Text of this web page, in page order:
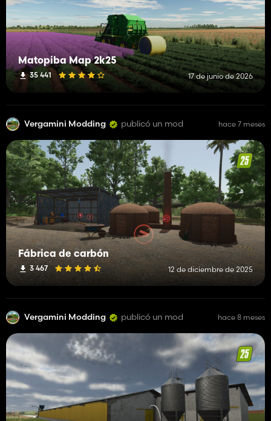
Matopiba Map 2k25
35 441 17 de junio de 2026
Vergamini Modding publicó un mod hace 7 meses
Fábrica de carbón
3 467 12 de diciembre de 2025
Vergamini Modding publicó un mod hace 8 meses